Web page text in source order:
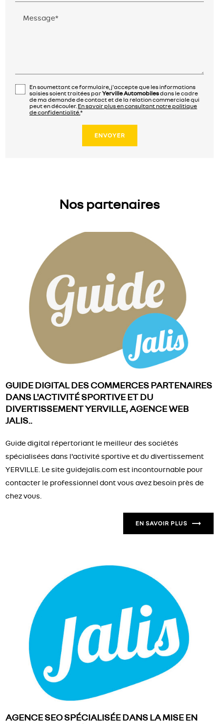
Message*
En soumettant ce formulaire, j'accepte que les informations
saisies soient traitées parYerville Automobilesdans le cadre
de ma demande de contact et de la relation commerciale qui
peut en découler. En savoir plus en consultant notre politique
de confidentialité.*
Nos partenaires
GUIDE DIGITAL DES COMMERCES PARTENAIRES
DANS L'ACTIVITÉ SPORTIVE ET DU
DIVERTISSEMENT YERVILLE, AGENCE WEB
JALIS..
Guide digital répertoriant le meilleur des sociétés
spécialisées dans l'activité sportive et du divertissement
YERVILLE. Le site guidejalis.com est incontournable pour
contacter le professionnel dont vous avez besoin près de
chez vous.
EN SAVOIR PLUS
AGENCE SEO SPÉCIALISÉE DANS LA MISE EN